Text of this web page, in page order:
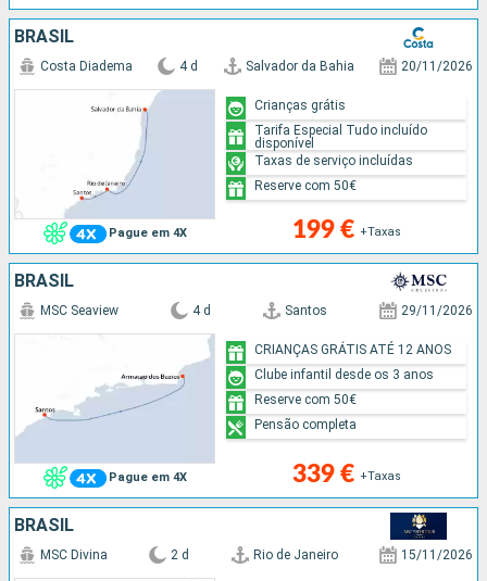
BRASIL
Pague em 4X
Costa Diadema 4 d Salvador da Bahia 20/11/2026
199 € +Taxas
Crianças grátis
Tarifa Especial Tudo incluído
disponível
Taxas de serviço incluídas
Reserve com 50€
BRASIL
Pague em 4X
MSC Seaview 4 d Santos 29/11/2026
339 € +Taxas
CRIANÇAS GRÁTIS ATÉ 12 ANOS
Clube infantil desde os 3 anos
Reserve com 50€
Pensão completa
BRASIL
MSC Divina 2 d Rio de Janeiro 15/11/2026